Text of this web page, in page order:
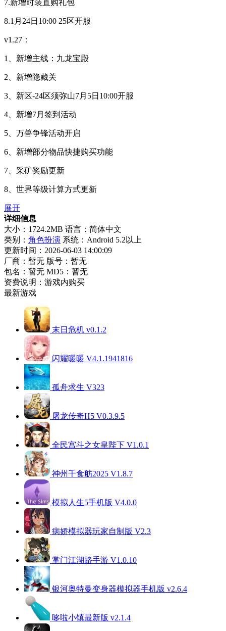
7.新增时装直购礼包
8.1月24日10:00 25区开服
v1.27：
1、新增主线：九龙宝殿
2、新增隐藏关
3、新区-24区须弥山7月5日10:00开服
4、新增7月签到活动
5、万兽争锋活动开启
6、新增部分物品快捷购买功能
7、采矿奖励更新
8、世界等级计算方式更新
展开
详细信息
大小：1724.2MB 语言：简体中文
类别： 角色扮演 系统：Android 5.2以上
更新时间：2026-06-03 14:00:09
厂商：暂无 版号：暂无
包名：暂无 MD5：暂无
资费说明：游戏内购买
最新游戏
末日危机 v0.1.2
闪耀暖暖 V4.1.1941816
孤舟求生 V323
屠龙传奇H5 V0.3.9.5
全民宫斗之女皇陛下 V1.0.1
神州千食舫2025 V1.8.7
模拟人生5手机版 V4.0.0
病娇模拟器玩家自制版 V2.3
掌门江湖路手游 V1.0.10
银河奥特曼变身器模拟器手机版 v2.6.4
哆啦小镇最新版 v2.1.4